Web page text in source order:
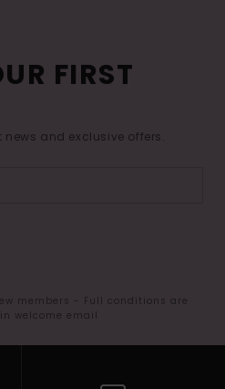
FIRST
and exclusive offers.
members - Full conditions are
welcome email